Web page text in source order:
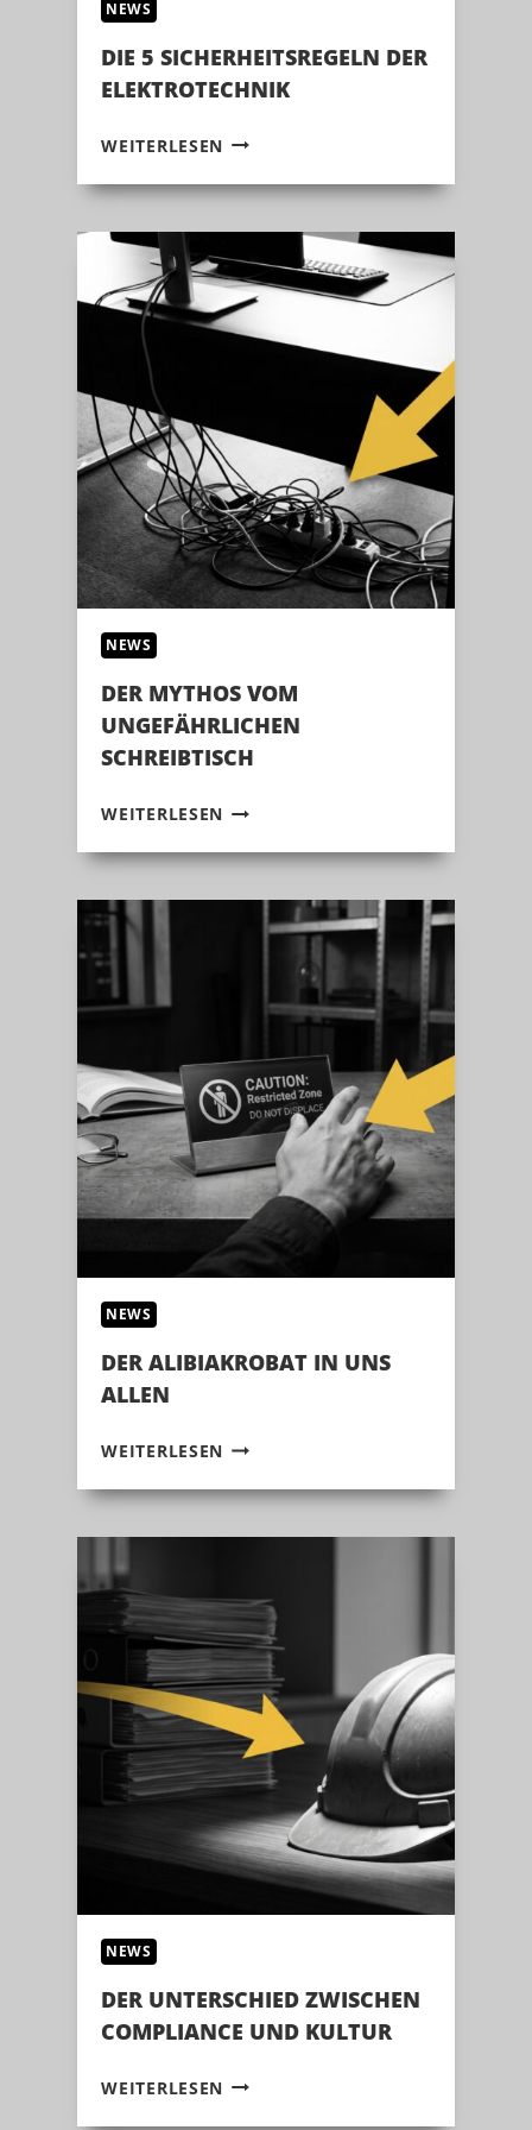
NEWS
DIE 5 SICHERHEITSREGELN DER
ELEKTROTECHNIK
WEITERLESEN DIE
SICHERHEITSREGELN
ELEKTROTECHNIK
NEWS
DER MYTHOS VOM
UNGEFÄHRLICHEN
SCHREIBTISCH
WEITERLESEN DER
VOM
SCHREIBTISCH
NEWS
DER ALIBIAKROBAT IN UNS
ALLEN
WEITERLESEN DER
IN
NEWS
DER UNTERSCHIED ZWISCHEN
COMPLIANCE UND KULTUR
WEITERLESEN DER